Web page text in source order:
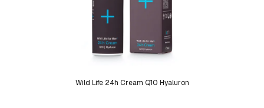
Wild Life 24h Cream Q10 Hyaluron